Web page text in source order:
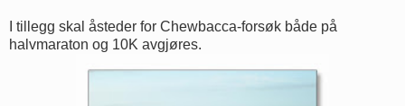
I tillegg skal åsteder for Chewbacca-forsøk både på
halvmaraton og 10K avgjøres.